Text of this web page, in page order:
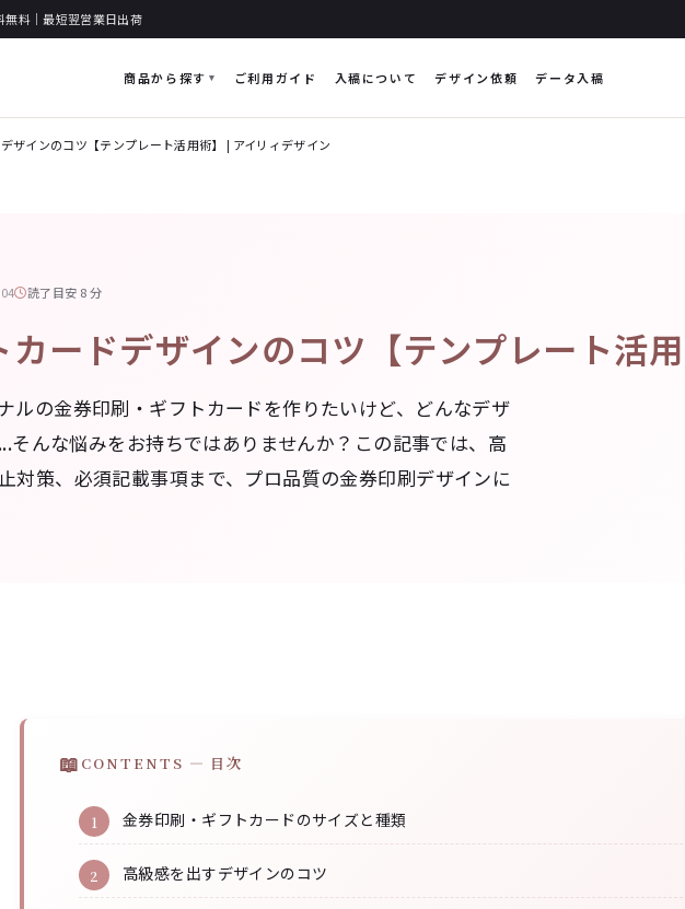
料｜最短翌営業日出荷
商品から探す ご利用ガイド 入稿について デザイン依頼 データ入稿
ザインのコツ【テンプレート活用術】 | アイリィデザイン
読了目安 8 分
ードデザインのコツ【テンプレート活
ルの金券印刷・ギフトカードを作りたいけど、どんなデザ
そんな悩みをお持ちではありませんか？この記事では、高
対策、必須記載事項まで、プロ品質の金券印刷デザインに
CONTENTS — 目次
金券印刷・ギフトカードのサイズと種類
高級感を出すデザインのコツ